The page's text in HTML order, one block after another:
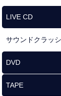
LIVE CD
サウンドクラッ
DVD
TAPE